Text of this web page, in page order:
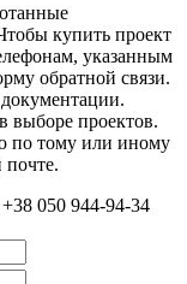
купить проект
указанным
обратной связи.
выборе проектов.
по тому или иному
050 944-94-34